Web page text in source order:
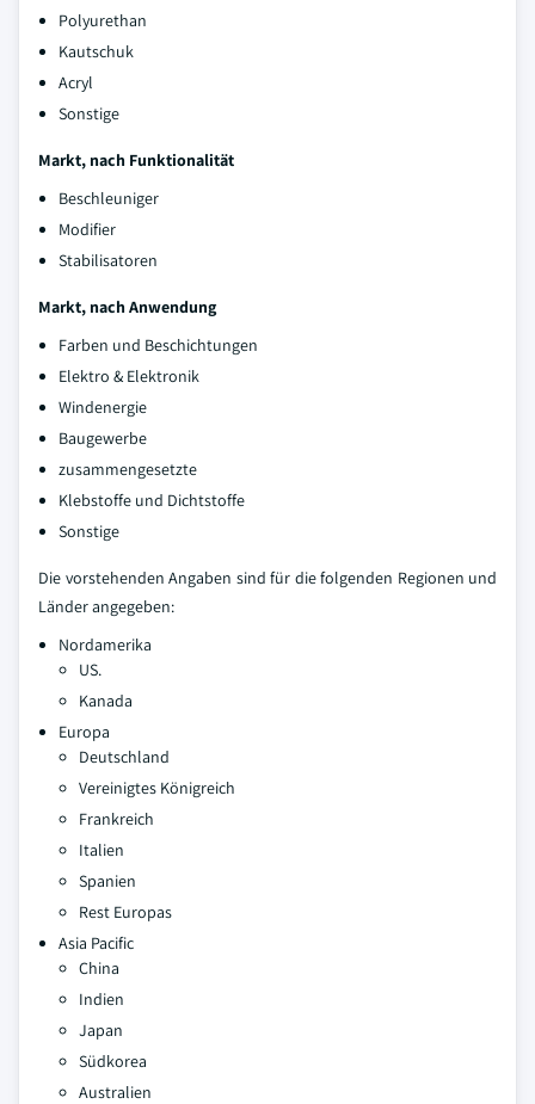
Polyurethan
Kautschuk
Acryl
Sonstige
Markt, nach Funktionalität
Beschleuniger
Modifier
Stabilisatoren
Markt, nach Anwendung
Farben und Beschichtungen
Elektro & Elektronik
Windenergie
Baugewerbe
zusammengesetzte
Klebstoffe und Dichtstoffe
Sonstige
Die vorstehenden Angaben sind für die folgenden Regionen und
Länder angegeben:
Nordamerika
US.
Kanada
Europa
Deutschland
Vereinigtes Königreich
Frankreich
Italien
Spanien
Rest Europas
Asia Pacific
China
Indien
Japan
Südkorea
Australien